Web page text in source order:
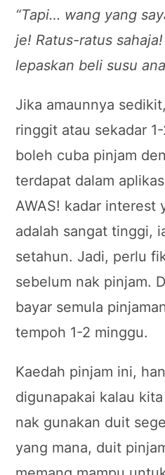
“Tapi… wang yang
je! Ratus-ratus
lepaskan beli susu
Jika amaunnya
ringgit atau sekadar
boleh cuba pinjam
terdapat dalam
AWAS! kadar interest
adalah sangat tinggi,
setahun. Jadi, perlu
sebelum nak pinjam.
bayar semula
tempoh 1-2 minggu.
Kaedah pinjam ini,
digunapakai kalau
nak gunakan duit
yang mana, duit